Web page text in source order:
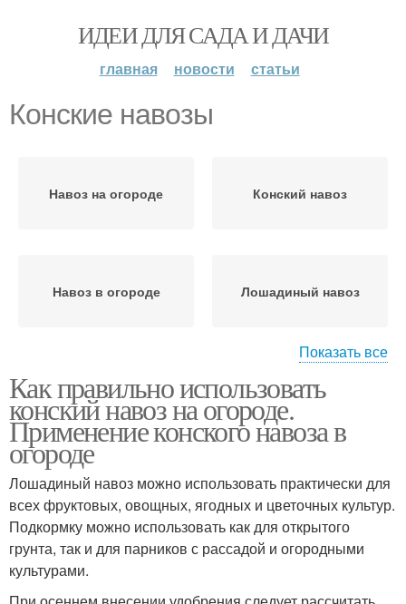
ИДЕИ ДЛЯ САДА И ДАЧИ
главная новости статьи
Конские навозы
Навоз на огороде Конский навоз
Навоз в огороде Лошадиный навоз
Навоз для малины Навоз в качестве
Навоз для подкормки Навоз перед посадкой
Навоз для дачного
участка
Показать все
Как правильно использовать
конский навоз на огороде.
Применение конского навоза в
огороде
Лошадиный навоз можно использовать практически для
всех фруктовых, овощных, ягодных и цветочных культур.
Подкормку можно использовать как для открытого
грунта, так и для парников с рассадой и огородными
культурами.